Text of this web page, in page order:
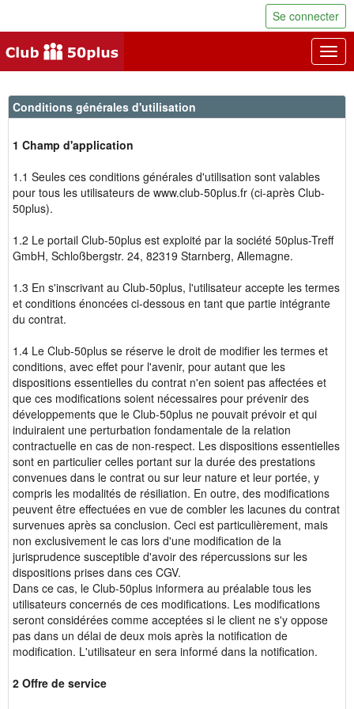
Se connecter
Conditions générales d'utilisation
1 Champ d'application
1.1 Seules ces conditions générales d'utilisation sont valables
pour tous les utilisateurs de www.club-50plus.fr (ci-après Club-
50plus).
1.2 Le portail Club-50plus est exploité par la société 50plus-Treff
GmbH, Schloßbergstr. 24, 82319 Starnberg, Allemagne.
1.3 En s'inscrivant au Club-50plus, l'utilisateur accepte les termes
et conditions énoncées ci-dessous en tant que partie intégrante
du contrat.
1.4 Le Club-50plus se réserve le droit de modifier les termes et
conditions, avec effet pour l'avenir, pour autant que les
dispositions essentielles du contrat n'en soient pas affectées et
que ces modifications soient nécessaires pour prévenir des
développements que le Club-50plus ne pouvait prévoir et qui
induiraient une perturbation fondamentale de la relation
contractuelle en cas de non-respect. Les dispositions essentielles
sont en particulier celles portant sur la durée des prestations
convenues dans le contrat ou sur leur nature et leur portée, y
compris les modalités de résiliation. En outre, des modifications
peuvent être effectuées en vue de combler les lacunes du contrat
survenues après sa conclusion. Ceci est particulièrement, mais
non exclusivement le cas lors d'une modification de la
jurisprudence susceptible d'avoir des répercussions sur les
dispositions prises dans ces CGV.
Dans ce cas, le Club-50plus informera au préalable tous les
utilisateurs concernés de ces modifications. Les modifications
seront considérées comme acceptées si le client ne s'y oppose
pas dans un délai de deux mois après la notification de
modification. L'utilisateur en sera informé dans la notification.
2 Offre de service